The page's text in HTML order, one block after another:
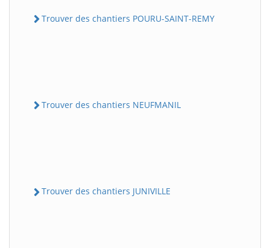
Trouver des chantiers POURU-SAINT-REMY
Trouver des chantiers NEUFMANIL
Trouver des chantiers JUNIVILLE